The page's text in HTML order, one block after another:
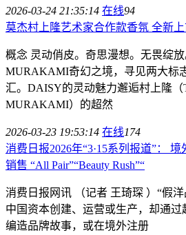
2026-03-24 21:35:14 在线94
莫杰村上隆艺术家合作款香氛 全新
概念 灵动俏皮。奇思漫想。无畏绽
MURAKAMI奇幻之境，寻见两大标
汇。DAISY的灵动魅力邂逅村上隆
MURAKAMI）的超然
2026-03-23 19:53:14 在线174
消费日报2026年“3·15系列报道”：
销售 “All Pair”“Beauty Rush”“
消费日报网讯 （记者 王琦琛 ）“假
中国资本创建、运营或生产，却通过
编造品牌故事，或在境外注册